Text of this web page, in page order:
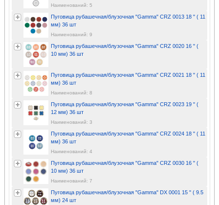
Наименований: 5
Пуговица рубашечная/блузочная "Gamma" CRZ 0013 18 " ( 11
мм) 36 шт
Наименований: 9
Пуговица рубашечная/блузочная "Gamma" CRZ 0020 16 " (
10 мм) 36 шт
Пуговица рубашечная/блузочная "Gamma" CRZ 0021 18 " ( 11
мм) 36 шт
Наименований: 8
Пуговица рубашечная/блузочная "Gamma" CRZ 0023 19 " (
12 мм) 36 шт
Наименований: 3
Пуговица рубашечная/блузочная "Gamma" CRZ 0024 18 " ( 11
мм) 36 шт
Наименований: 4
Пуговица рубашечная/блузочная "Gamma" CRZ 0030 16 " (
10 мм) 36 шт
Наименований: 7
Пуговица рубашечная/блузочная "Gamma" DX 0001 15 " ( 9.5
мм) 24 шт